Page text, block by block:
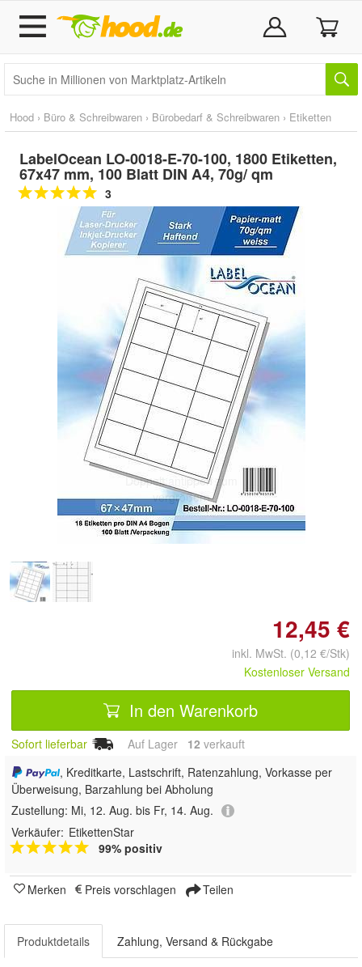
Hood › Büro & Schreibwaren › Bürobedarf & Schreibwaren › Etiketten
LabelOcean LO-0018-E-70-100, 1800 Etiketten,
67x47 mm, 100 Blatt DIN A4, 70g/ qm
3
Doppelt antippen zum
vergrößern
12,45 €
inkl. MwSt. (0,12 €/Stk)
Kostenloser Versand
In den Warenkorb
Sofort lieferbar Auf Lager 12 verkauft
, Kreditkarte, Lastschrift, Ratenzahlung, Vorkasse per
Überweisung, Barzahlung bei Abholung
Zustellung: Mi, 12. Aug. bis Fr, 14. Aug.
Verkäufer: EtikettenStar
99% positiv
Merken Preis vorschlagen Teilen
Produktdetails Zahlung, Versand & Rückgabe